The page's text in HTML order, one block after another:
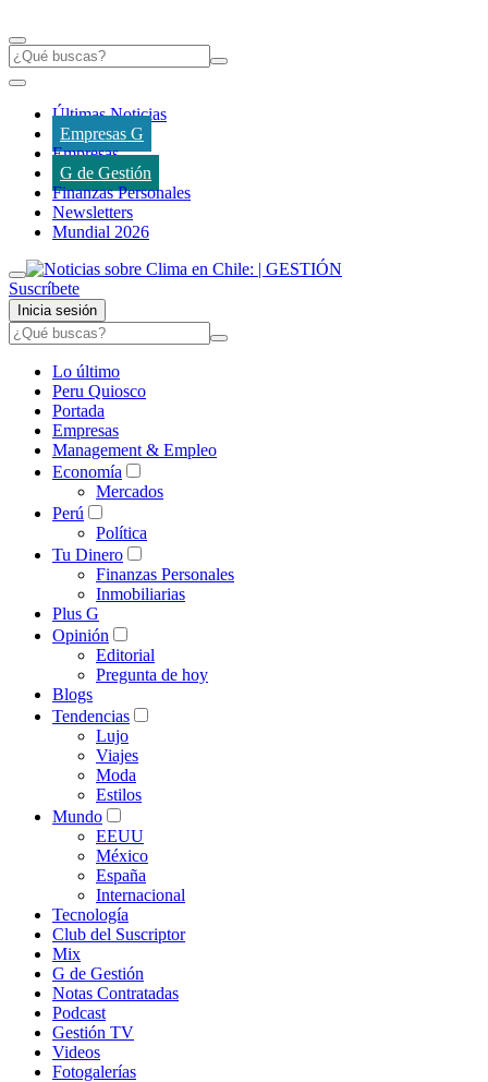
Últimas Noticias
Empresas G
Empresas
G de Gestión
Finanzas Personales
Newsletters
Mundial 2026
Suscríbete
Inicia sesión
Lo último
Peru Quiosco
Portada
Empresas
Management & Empleo
Economía
Mercados
Perú
Política
Tu Dinero
Finanzas Personales
Inmobiliarias
Plus G
Opinión
Editorial
Pregunta de hoy
Blogs
Tendencias
Lujo
Viajes
Moda
Estilos
Mundo
EEUU
México
España
Internacional
Tecnología
Club del Suscriptor
Mix
G de Gestión
Notas Contratadas
Podcast
Gestión TV
Videos
Fotogalerías